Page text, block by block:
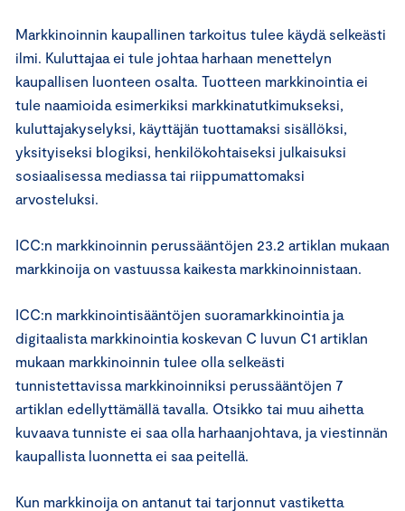
Markkinoinnin kaupallinen tarkoitus tulee käydä selkeästi
ilmi. Kuluttajaa ei tule johtaa harhaan menettelyn
kaupallisen luonteen osalta. Tuotteen markkinointia ei
tule naamioida esimerkiksi markkinatutkimukseksi,
kuluttajakyselyksi, käyttäjän tuottamaksi sisällöksi,
yksityiseksi blogiksi, henkilökohtaiseksi julkaisuksi
sosiaalisessa mediassa tai riippumattomaksi
arvosteluksi.
ICC:n markkinoinnin perussääntöjen 23.2 artiklan mukaan
markkinoija on vastuussa kaikesta markkinoinnistaan.
ICC:n markkinointisääntöjen suoramarkkinointia ja
digitaalista markkinointia koskevan C luvun C1 artiklan
mukaan markkinoinnin tulee olla selkeästi
tunnistettavissa markkinoinniksi perussääntöjen 7
artiklan edellyttämällä tavalla. Otsikko tai muu aihetta
kuvaava tunniste ei saa olla harhaanjohtava, ja viestinnän
kaupallista luonnetta ei saa peitellä.
Kun markkinoija on antanut tai tarjonnut vastiketta